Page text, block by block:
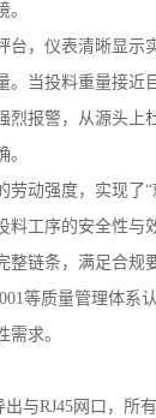
台，仪表清晰显示
。当投料重量接近
报警，从源头上
劳动强度，实现了
工序的安全性与
整链条，满足合规
等质量管理体系
需求。
与RJ45网口，所